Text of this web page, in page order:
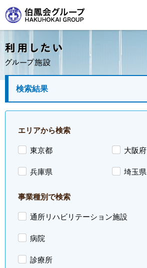
検索結果
エリアから検索
東京都 大阪府
兵庫県 埼玉県
事業種別で検索
通所リハビリテーション施設
病院
診療所